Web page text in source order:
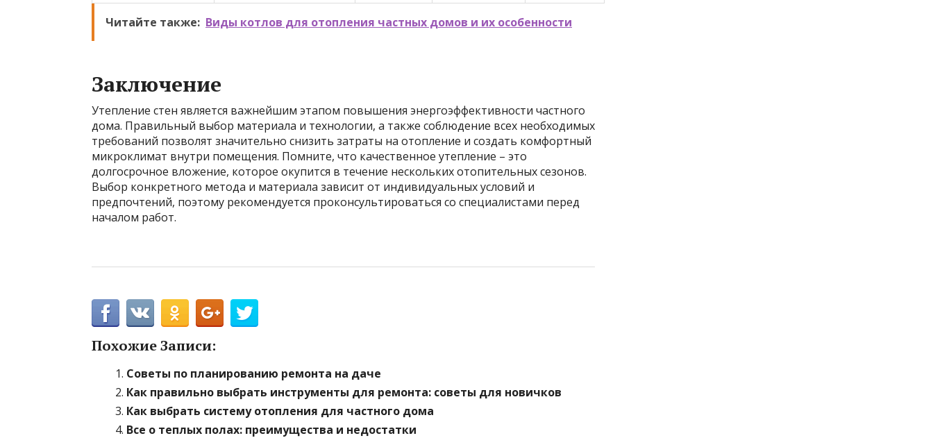
Читайте также: Виды котлов для отопления частных домов и их особенности
Заключение
Утепление стен является важнейшим этапом повышения энергоэффективности частного
дома. Правильный выбор материала и технологии, а также соблюдение всех необходимых
требований позволят значительно снизить затраты на отопление и создать комфортный
микроклимат внутри помещения. Помните, что качественное утепление – это
долгосрочное вложение, которое окупится в течение нескольких отопительных сезонов.
Выбор конкретного метода и материала зависит от индивидуальных условий и
предпочтений, поэтому рекомендуется проконсультироваться со специалистами перед
началом работ.
Похожие Записи:
Советы по планированию ремонта на даче
Как правильно выбрать инструменты для ремонта: советы для новичков
Как выбрать систему отопления для частного дома
Все о теплых полах: преимущества и недостатки